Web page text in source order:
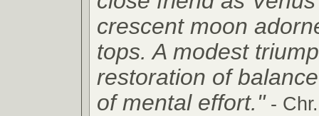
crescent moon
tops. A modest
restoration of
of mental effort."-